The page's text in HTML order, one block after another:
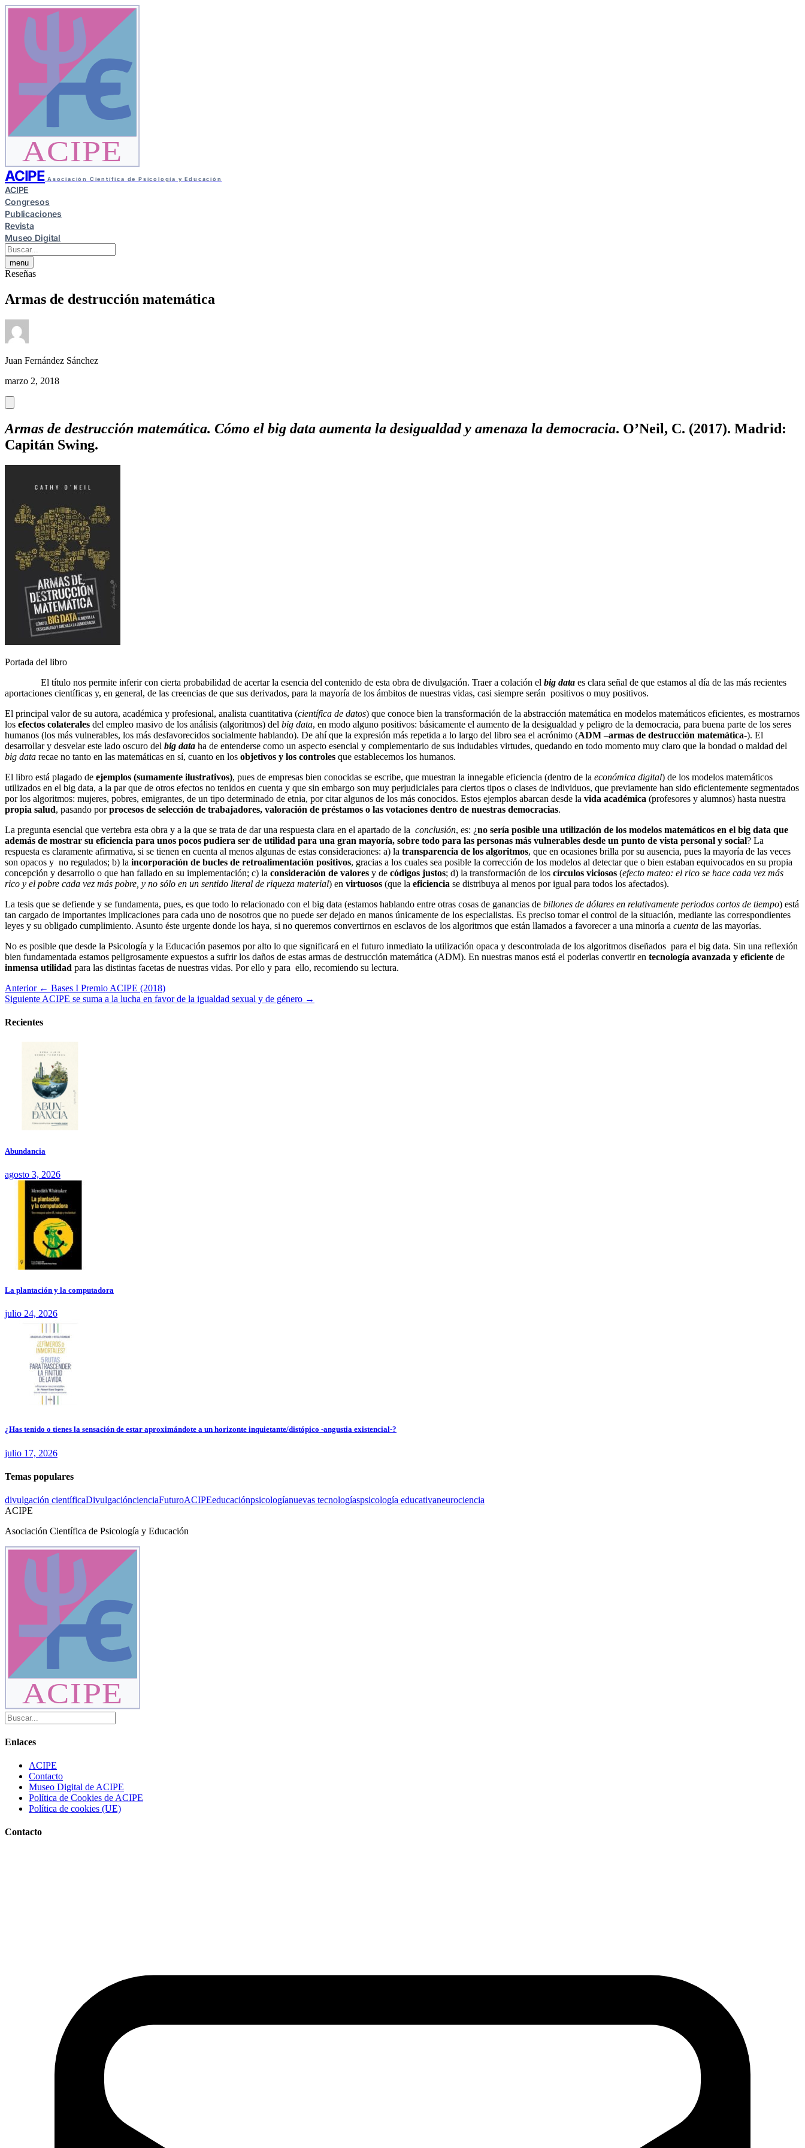
ACIPE
ACIPE Asociación Científica de Psicología y Educación
ACIPE
Congresos
Publicaciones
Revista
Museo Digital
menu
Reseñas
Armas de destrucción matemática
Juan Fernández Sánchez
marzo 2, 2018
Armas de destrucción matemática. Cómo el big data aumenta la desigualdad y amenaza la democracia. O’Neil, C. (2017). Madrid:
Capitán Swing.
Portada del libro
El título nos permite inferir con cierta probabilidad de acertar la esencia del contenido de esta obra de divulgación. Traer a colación el big data es clara señal de que estamos al día de las más recientes
aportaciones científicas y, en general, de las creencias de que sus derivados, para la mayoría de los ámbitos de nuestras vidas, casi siempre serán positivos o muy positivos.
El principal valor de su autora, académica y profesional, analista cuantitativa (científica de datos) que conoce bien la transformación de la abstracción matemática en modelos matemáticos eficientes, es mostrarnos
los efectos colaterales del empleo masivo de los análisis (algoritmos) del big data, en modo alguno positivos: básicamente el aumento de la desigualdad y peligro de la democracia, para buena parte de los seres
humanos (los más vulnerables, los más desfavorecidos socialmente hablando). De ahí que la expresión más repetida a lo largo del libro sea el acrónimo (ADM –armas de destrucción matemática-). El
desarrollar y desvelar este lado oscuro del big data ha de entenderse como un aspecto esencial y complementario de sus indudables virtudes, quedando en todo momento muy claro que la bondad o maldad del
big data recae no tanto en las matemáticas en sí, cuanto en los objetivos y los controles que establecemos los humanos.
El libro está plagado de ejemplos (sumamente ilustrativos), pues de empresas bien conocidas se escribe, que muestran la innegable eficiencia (dentro de la económica digital) de los modelos matemáticos
utilizados en el big data, a la par que de otros efectos no tenidos en cuenta y que sin embargo son muy perjudiciales para ciertos tipos o clases de individuos, que previamente han sido eficientemente segmentados
por los algoritmos: mujeres, pobres, emigrantes, de un tipo determinado de etnia, por citar algunos de los más conocidos. Estos ejemplos abarcan desde la vida académica (profesores y alumnos) hasta nuestra
propia salud, pasando porprocesos de selección de trabajadores, valoración de préstamos o las votaciones dentro de nuestras democracias.
La pregunta esencial que vertebra esta obra y a la que se trata de dar una respuesta clara en el apartado de la conclusión, es: ¿no sería posible una utilización de los modelos matemáticos en el big data que
además de mostrar su eficiencia para unos pocos pudiera ser de utilidad para una gran mayoría, sobre todo para las personas más vulnerables desde un punto de vista personal y social? La
respuesta es claramente afirmativa, si se tienen en cuenta al menos algunas de estas consideraciones: a) la transparencia de los algoritmos, que en ocasiones brilla por su ausencia, pues la mayoría de las veces
son opacos y no regulados; b) la incorporación de bucles de retroalimentación positivos, gracias a los cuales sea posible la corrección de los modelos al detectar que o bien estaban equivocados en su propia
concepción y desarrollo o que han fallado en su implementación; c) la consideración de valores y de códigos justos; d) la transformación de los círculos viciosos (efecto mateo: el rico se hace cada vez más
rico y el pobre cada vez más pobre, y no sólo en un sentido literal de riqueza material) en virtuosos (que la eficiencia se distribuya al menos por igual para todos los afectados).
La tesis que se defiende y se fundamenta, pues, es que todo lo relacionado con el big data (estamos hablando entre otras cosas de ganancias de billones de dólares en relativamente periodos cortos de tiempo) está
tan cargado de importantes implicaciones para cada uno de nosotros que no puede ser dejado en manos únicamente de los especialistas. Es preciso tomar el control de la situación, mediante las correspondientes
leyes y su obligado cumplimiento. Asunto éste urgente donde los haya, si no queremos convertirnos en esclavos de los algoritmos que están llamados a favorecer a una minoría a cuenta de las mayorías.
No es posible que desde la Psicología y la Educación pasemos por alto lo que significará en el futuro inmediato la utilización opaca y descontrolada de los algoritmos diseñados para el big data. Sin una reflexión
bien fundamentada estamos peligrosamente expuestos a sufrir los daños de estas armas de destrucción matemática (ADM). En nuestras manos está el poderlas convertir en tecnología avanzada y eficiente de
inmensa utilidad para las distintas facetas de nuestras vidas. Por ello y para ello, recomiendo su lectura.
Anterior ← Bases I Premio ACIPE (2018)
Siguiente ACIPE se suma a la lucha en favor de la igualdad sexual y de género →
Recientes
Abundancia
agosto 3, 2026
La plantación y la computadora
julio 24, 2026
¿Has tenido o tienes la sensación de estar aproximándote a un horizonte inquietante/distópico -angustia existencial-?
julio 17, 2026
Temas populares
divulgación científicaDivulgacióncienciaFuturoACIPEeducaciónpsicologíanuevas tecnologíaspsicología educativaneurociencia
ACIPE
Asociación Científica de Psicología y Educación
ACIPE
Enlaces
ACIPE
Contacto
Museo Digital de ACIPE
Política de Cookies de ACIPE
Política de cookies (UE)
Contacto